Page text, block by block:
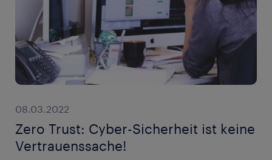
08.03.2022
Zero Trust: Cyber-Sicherheit ist keine
Vertrauenssache!